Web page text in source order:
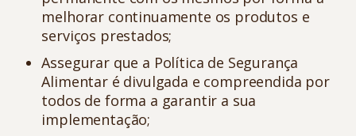
melhorar continuamente os produtos e
serviços prestados;
Assegurar que a Política de Segurança
Alimentar é divulgada e compreendida por
todos de forma a garantir a sua
implementação;